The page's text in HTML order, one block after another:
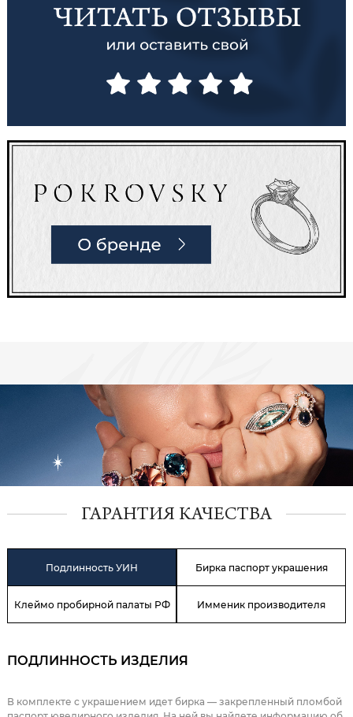
ГАРАНТИЯ КАЧЕСТВА
Подлинность УИН Бирка паспорт украшения
Клеймо пробирной палаты РФ Имменик производителя
ПОДЛИННОСТЬ ИЗДЕЛИЯ
В комплекте с украшением идет бирка — закрепленный пломбой